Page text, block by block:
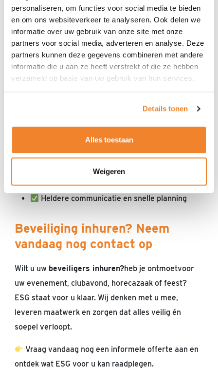
personaliseren, om functies voor social media te bieden
en om ons websiteverkeer te analyseren. Ook delen we
informatie over uw gebruik van onze site met onze
partners voor social media, adverteren en analyse. Deze
partners kunnen deze gegevens combineren met andere
informatie die u aan ze heeft verstrekt of die ze hebben
verzameld op basis van uw gebruik van hun services.
Details tonen
Alles toestaan
Weigeren
opgeleide, ervaren veiligers. Wij zijn gespecialiseerd
inhoreca- en evenementenbeveiligingzijn. Onze
mensen zijn zichtbaar als het moet en onzichtbaar
als het kan. We begrijpen dat uitstraling en sfeer net
zo belangrijk zijn als veiligheid.
Inzet in heel Nederland
Maatwerk voor elk evenement of
Heldere communicatie en snelle planning
Beveiliging inhuren? Neem
vandaag nog contact op
Wilt u uw beveiligers inhuren?heb je ontmoetvoor
uw evenement, clubavond, horecazaak of feest?
ESG staat voor u klaar. Wij denken met u mee,
leveren maatwerk en zorgen dat alles veilig én
soepel verloopt.
Vraag vandaag nog een informele offerte aan en
ontdek wat ESG voor u kan raadplegen.